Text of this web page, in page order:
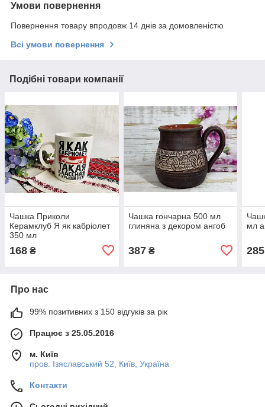
Умови повернення
Повернення товару впродовж 14 днів за домовленістю
Всі умови повернення
Подібні товари компанії
Чашка Приколи
Керамклуб Я як кабріолет
350 мл
168 ₴
Чашка гончарна 500 мл
глиняна з декором ангоб
387₴
мл
285
Про нас
99% позитивних з 150 відгуків за рік
Працює з 25.05.2016
м. Київ
пров. Ізяславський 52, Київ, Україна
Контакти